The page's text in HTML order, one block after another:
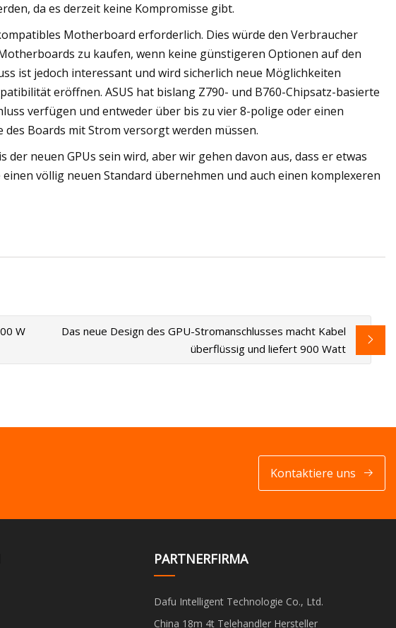
da es derzeit keine Kompromisse gibt.
Motherboard erforderlich. Dies würde den Verbraucher
zu kaufen, wenn keine günstigeren Optionen auf den
ist jedoch interessant und wird sicherlich neue Möglichkeiten
eröffnen. ASUS hat bislang Z790- und B760-Chipsatz-basierte
verfügen und entweder über bis zu vier 8-polige oder einen
des Boards mit Strom versorgt werden müssen.
neuen GPUs sein wird, aber wir gehen davon aus, dass er etwas
völlig neuen Standard übernehmen und auch einen komplexeren
W
Das neue Design des GPU-Stromanschlusses macht Kabel
überflüssig und liefert 900 Watt
Kontaktiere uns
PARTNERFIRMA
Dafu Intelligent Technologie Co., Ltd.
China 18m 4t Telehandler Hersteller